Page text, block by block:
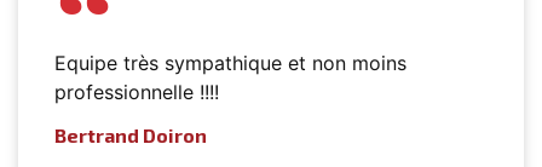
Equipe très sympathique et non moins
professionnelle !!!!
Bertrand Doiron